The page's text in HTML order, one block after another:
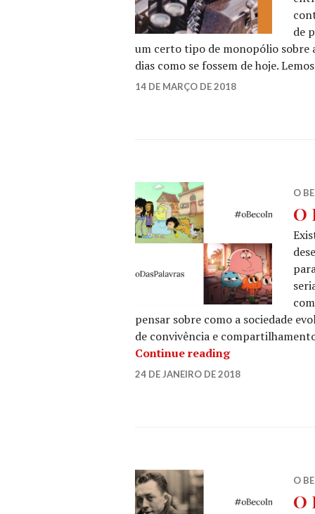
de
um certo tipo de monopólio sobre
dias como se fossem de hoje.
YK
14 DE MARÇO DE 2018
O
O
pensar sobre como a sociedade
de convivência e
Continue reading“O Beco Indica
YK
24 DE JANEIRO DE 2018
O
O